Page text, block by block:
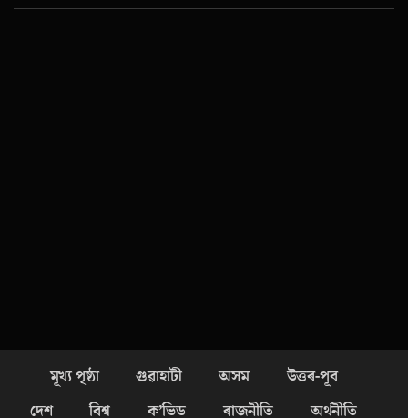
মূখ্য পৃষ্ঠা গুৱাহাটী অসম
উত্তৰ-পূব
দেশ
বিশ্ব ক’ভিড ৰাজনীতি অৰ্থনীতি